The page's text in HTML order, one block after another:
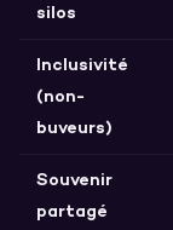
silos
Inclusivité
(non-
buveurs)
Souvenir
partagé